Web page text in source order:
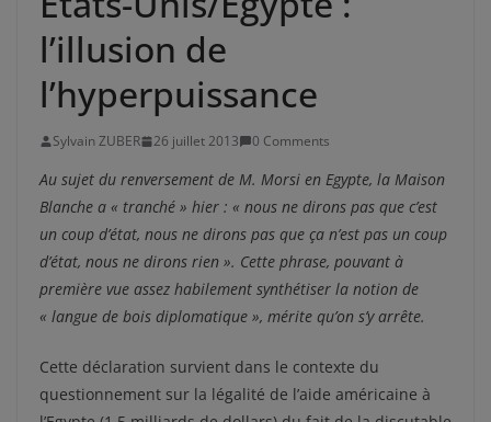
l’illusion de
l’hyperpuissance
Sylvain ZUBER 26 juillet 2013 0 Comments
Au sujet du renversement de M. Morsi en Egypte, la Maison
Blanche a « tranché » hier : « nous ne dirons pas que c’est
un coup d’état, nous ne dirons pas que ça n’est pas un coup
d’état, nous ne dirons rien ». Cette phrase, pouvant à
première vue assez habilement synthétiser la notion de
« langue de bois diplomatique », mérite qu’on s’y arrête.
Cette déclaration survient dans le contexte du
questionnement sur la légalité de l’aide américaine à